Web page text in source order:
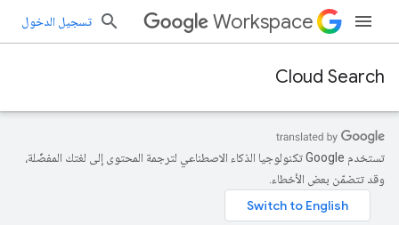
Workspace تسجيل الدخول
Cloud Search
تستخدم Google تكنولوجيا الذكاء الاصطناعي لترجمة المحتوى إلى لغتك المفضّلة،
وقد تتضمّن بعض الأخطاء.